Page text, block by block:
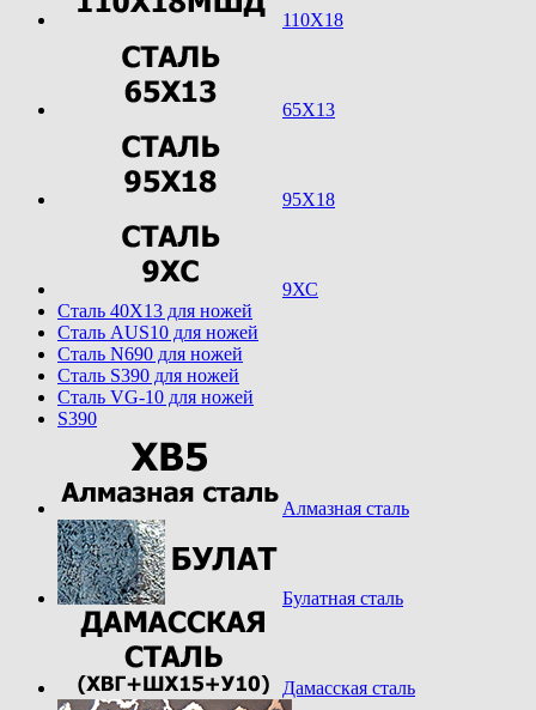
110Х18
65Х13
95Х18
9ХС
Cталь 40Х13 для ножей
Cталь AUS10 для ножей
Cталь N690 для ножей
Cталь S390 для ножей
Cталь VG-10 для ножей
S390
Алмазная сталь
Булатная сталь
Дамасская сталь